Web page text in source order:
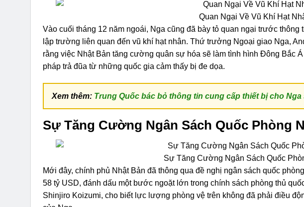
Quan Ngại Về Vũ Khí Hạt
Vào cuối tháng 12 năm ngoái, Nga cũng đã bày tỏ quan ngại trước thông
lập trường liên quan đến vũ khí hạt nhân. Thứ trưởng Ngoại giao Nga,
rằng việc Nhật Bản tăng cường quân sự hóa sẽ làm tình hình Đông Bắc
pháp trả đũa từ những quốc gia cảm thấy bị đe dọa.
Xem thêm: Trung Quốc bác bỏ thông tin cung cấp thiết bị cho
Sự Tăng Cường Ngân Sách Quốc Phòng
Sự Tăng Cường Ngân Sách Quốc
Mới đây, chính phủ Nhật Bản đã thông qua đề nghị ngân sách quốc
58 tỷ USD, đánh dấu một bước ngoặt lớn trong chính sách phòng thủ
Shinjiro Koizumi, cho biết lực lượng phòng vệ trên không đã phải điều